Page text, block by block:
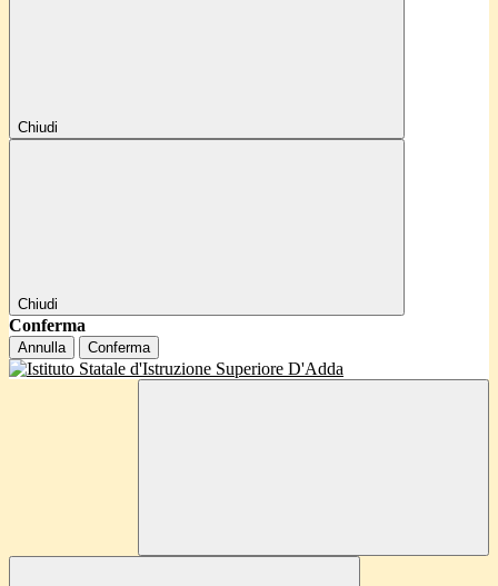
Chiudi
Chiudi
Conferma
Annulla Conferma